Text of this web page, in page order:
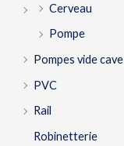
Cerveau
Pompe
Pompes vide cave
PVC
Rail
Robinetterie